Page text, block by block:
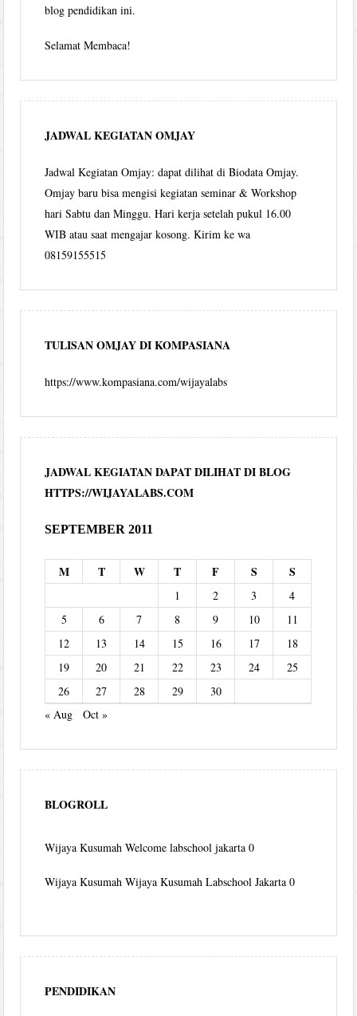
blog pendidikan ini.
Selamat Membaca!
JADWAL KEGIATAN OMJAY
Jadwal Kegiatan Omjay: dapat dilihat di Biodata Omjay.
Omjay baru bisa mengisi kegiatan seminar & Workshop
hari Sabtu dan Minggu. Hari kerja setelah pukul 16.00
WIB atau saat mengajar kosong. Kirim ke wa
08159155515
TULISAN OMJAY DI KOMPASIANA
https://www.kompasiana.com/wijayalabs
JADWAL KEGIATAN DAPAT DILIHAT DI BLOG
HTTPS://WIJAYALABS.COM
SEPTEMBER 2011
M T W T F S S
1 2 3
4
5
6 7 8 9 10
11
12
13 14 15 16 17
18
19
20 21 22 23 24
25
26
27 28 29
30
« Aug
Oct »
BLOGROLL
Wijaya Kusumah Welcome labschool jakarta 0
Wijaya Kusumah Wijaya Kusumah Labschool Jakarta 0
PENDIDIKAN